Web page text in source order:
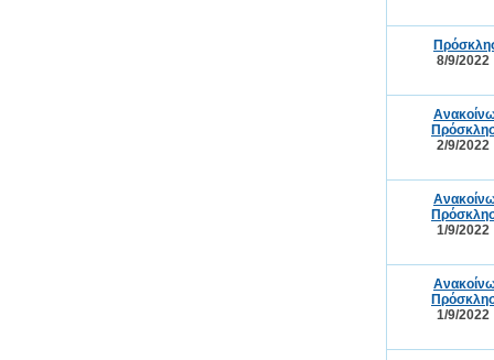
8/9/2022
2/9/2022
1/9/2022
1/9/2022